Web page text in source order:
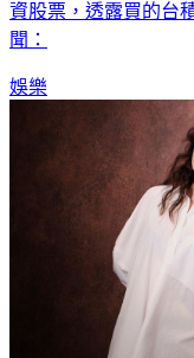
資股票，透露買的台
聞：
娛樂